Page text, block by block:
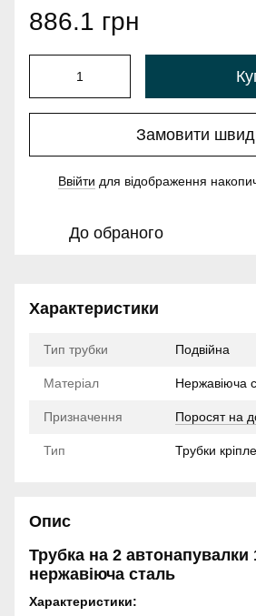
886.1 грн
Замовити
Ввійти для відображення
До обраного
Характеристики
Тип трубки Подвійна
Матеріал Нержавіюча
Призначення Поросят на
Тип Трубки
Опис
Трубка на 2 автонапувалки
нержавіюча сталь
Характеристики: